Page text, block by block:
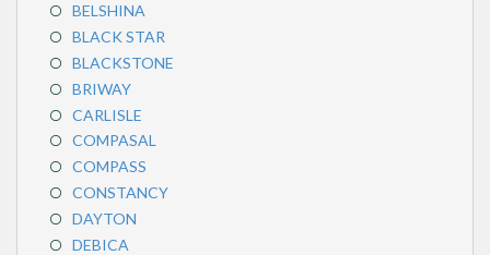
BELSHINA
BLACK STAR
BLACKSTONE
BRIWAY
CARLISLE
COMPASAL
COMPASS
CONSTANCY
DAYTON
DEBICA